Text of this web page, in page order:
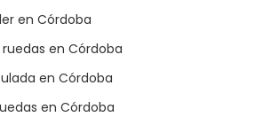
en Córdoba
en Córdoba
en Córdoba
en Córdoba